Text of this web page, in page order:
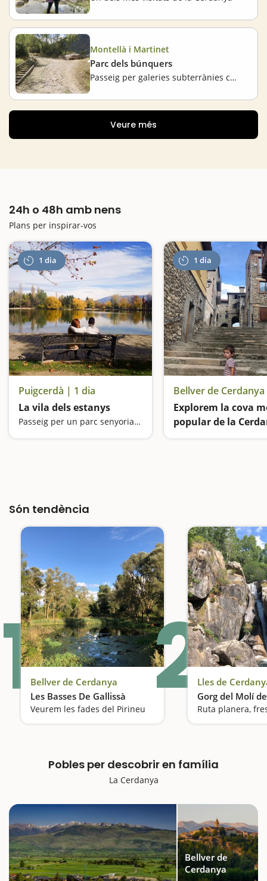
Montellà i Martinet
Parc dels búnquers
Passeig per galeries subterrànies construïdes en època de guerres
Veure més
24h o 48h amb nens
Plans per inspirar-vos
1 dia
Puigcerdà | 1 dia
La vila dels estanys
Passeig per un parc senyorial i aprenem a fer de mariners en ple Pirineu
1 dia
Bellver de
Explorem la cova
popular de la
Són tendència
1 Bellver de Cerdanya
Les Basses De Gallissà
Veurem les fades del Pirineu 2Lles de
Gorg del Molí
Pobles per descobrir en família
La Cerdanya
Bellver de
Cerdanya